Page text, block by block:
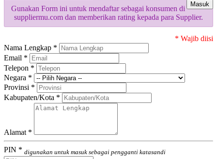
Masuk
Gunakan Form ini untuk mendaftar sebagai konsumen di
suppliermu.com dan memberikan rating kepada para Supplier.
* Wajib diisi
Nama Lengkap *
Email *
Telepon *
Negara *
Provinsi *
Kabupaten/Kota *
Alamat *
PIN * digunakan untuk masuk sebagai pengganti katasandi